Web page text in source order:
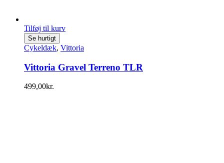
Tilføj til kurv
Se hurtigt
Cykeldæk, Vittoria
Vittoria Gravel Terreno TLR
499,00kr.